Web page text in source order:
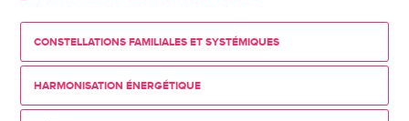
CONSTELLATIONS FAMILIALES ET SYSTÉMIQUES
HARMONISATION ÉNERGÉTIQUE